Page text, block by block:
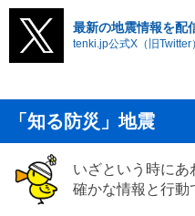
最新の地震情報を配
tenki.jp公式X（旧Twitter
「知る防災」地震
いざという時にあ
確かな情報と行動